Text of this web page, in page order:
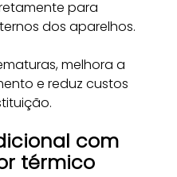
para
dos aparelhos.
melhora a
e reduz custos
com
térmico